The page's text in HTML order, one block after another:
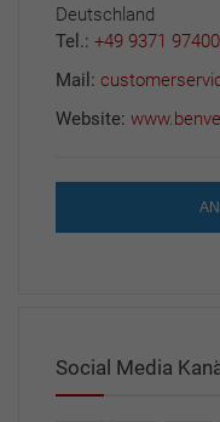
Deutschland
Tel.: +49 9371 97400
Mail:
Website:
Social Media